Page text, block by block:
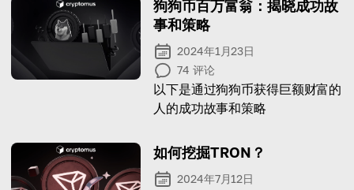
狗狗币百万富翁：揭晓成功故
事和策略
2024年1月23日
74 评论
以下是通过狗狗币获得巨额财富的
人的成功故事和策略
如何挖掘TRON？
2024年7月12日